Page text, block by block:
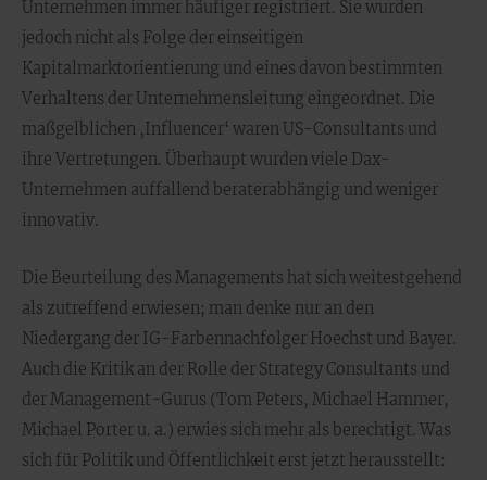
Unternehmen immer häufiger registriert. Sie wurden
jedoch nicht als Folge der einseitigen
Kapitalmarktorientierung und eines davon bestimmten
Verhaltens der Unternehmensleitung eingeordnet. Die
maßgelblichen ‚Influencer‘ waren US-Consultants und
ihre Vertretungen. Überhaupt wurden viele Dax-
Unternehmen auffallend beraterabhängig und weniger
innovativ.
Die Beurteilung des Managements hat sich weitestgehend
als zutreffend erwiesen; man denke nur an den
Niedergang der IG-Farbennachfolger Hoechst und Bayer.
Auch die Kritik an der Rolle der Strategy Consultants und
der Management-Gurus (Tom Peters, Michael Hammer,
Michael Porter u. a.) erwies sich mehr als berechtigt. Was
sich für Politik und Öffentlichkeit erst jetzt herausstellt: